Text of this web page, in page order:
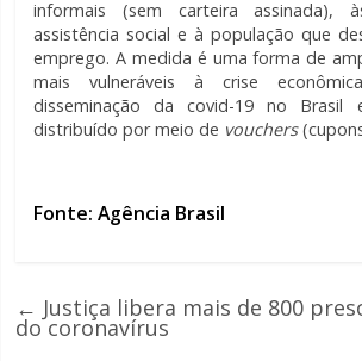
informais (sem carteira assinada),
assistência social e à população que
emprego. A medida é uma forma de
mais vulneráveis à crise
disseminação da covid-19 no
distribuído por meio de vouchers
Fonte: Agência Brasil
← Justiça libera mais de 800
do coronavírus